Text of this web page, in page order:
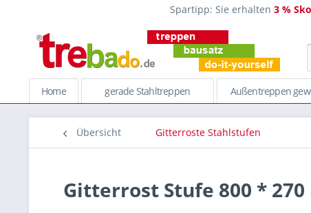
Spartipp: Sie erhalten 3 %
Home gerade Stahltreppen Außentreppen
Übersicht Gitterroste Stahlstufen
Gitterrost Stufe 800 *